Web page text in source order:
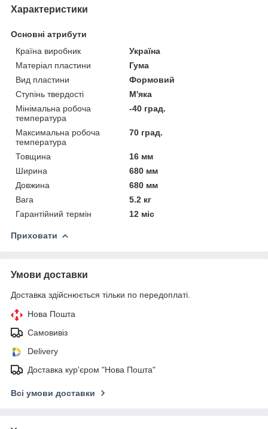
Характеристики
Основні атрибути
Країна виробник
Україна
Матеріал пластини
Гума
Вид пластини
Формовий
Ступінь твердості
М'яка
Мінімальна робоча
температура
-40 град.
Максимальна робоча
температура
70 град.
Товщина
16 мм
Ширина
680 мм
Довжина
680 мм
Вага
5.2 кг
Гарантійний термін
12 міс
Приховати
Умови доставки
Доставка здійснюється тільки по передоплаті.
Нова Пошта
Самовивіз
Delivery
Доставка кур'єром "Нова Пошта"
Всі умови доставки